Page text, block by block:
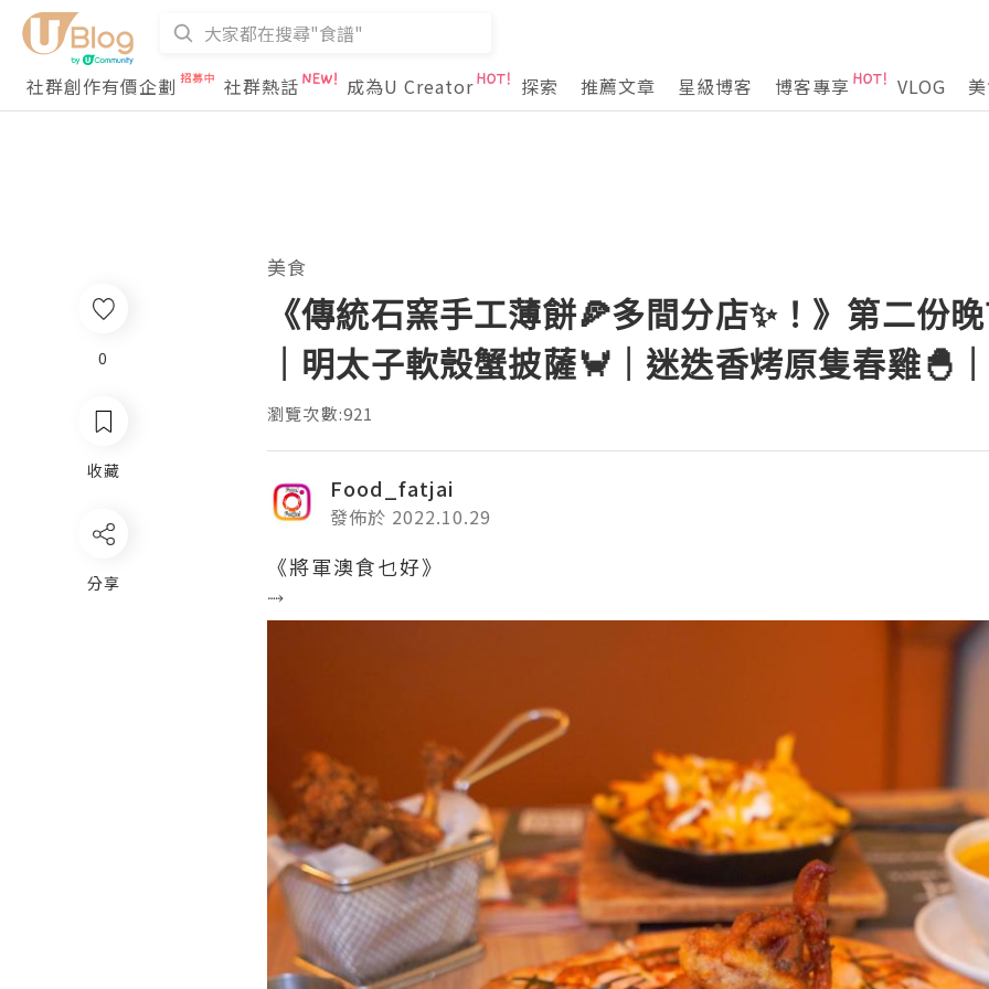
社群創作有價企劃 社群熱話 成為U Creator 探索 推薦文章 星級博客 博客專享 VLOG
0
收藏
分享
美食
《傳統石窯手工薄餅🍕多間分店✨！》第二份
｜明太子軟殼蟹披薩🦀｜迷迭香烤原隻春雞🐣
瀏覽次數:921
Food_fatjai
發佈於 2022.10.29
《將軍澳食乜好》
⤑